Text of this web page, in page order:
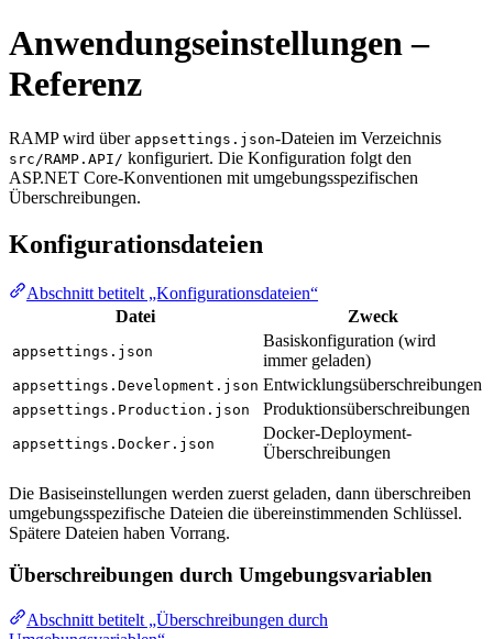
Anwendungseinstellungen –
Referenz
RAMP wird über appsettings.json-Dateien im Verzeichnis
src/RAMP.API/ konfiguriert. Die Konfiguration folgt den
ASP.NET Core-Konventionen mit umgebungsspezifischen
Überschreibungen.
Konfigurationsdateien
Abschnitt betitelt „Konfigurationsdateien“
Datei
Zweck
appsettings.json
Basiskonfiguration (wird
immer geladen)
appsettings.Development.json Entwicklungsüberschreibungen
appsettings.Production.json Produktionsüberschreibungen
appsettings.Docker.json
Docker-Deployment-
Überschreibungen
Die Basiseinstellungen werden zuerst geladen, dann überschreiben
umgebungsspezifische Dateien die übereinstimmenden Schlüssel.
Spätere Dateien haben Vorrang.
Überschreibungen durch Umgebungsvariablen
Abschnitt betitelt „Überschreibungen durch